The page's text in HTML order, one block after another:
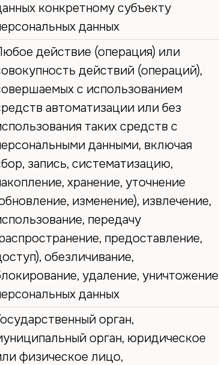
конкретному субъекту
данных
действие (операция) или
действий (операций),
с использованием
автоматизации или без
таких средств с
данными, включая
запись, систематизацию,
хранение, уточнение
изменение), извлечение,
передачу
предоставление,
обезличивание,
удаление, уничтожение
данных
орган,
орган, юридическое
физическое лицо,